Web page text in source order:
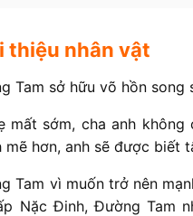
thiệu nhân vật
Tam sở hữu võ hồn song
mất sớm, cha anh
mẽ hơn, anh sẽ được biết
Tam vì muốn trở nên
Nặc Đinh, Đường Tam